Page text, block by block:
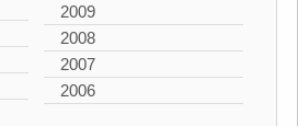
2009
2008
2007
2006